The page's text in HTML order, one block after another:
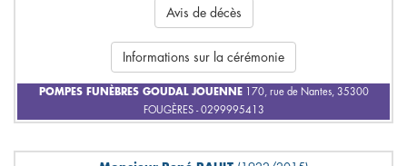
Avis de décès
Informations sur la cérémonie
POMPES FUNÈBRES GOUDAL JOUENNE170, rue de Nantes, 35300
FOUGÈRES - 0299995413